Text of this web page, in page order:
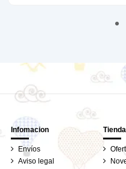
Infomacion
Envíos
Aviso legal
Tienda